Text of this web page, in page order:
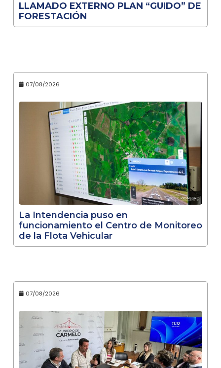
LLAMADO EXTERNO PLAN “GUIDO” DE
FORESTACIÓN
07/08/2026
La Intendencia puso en
funcionamiento el Centro de Monitoreo
de la Flota Vehicular
07/08/2026